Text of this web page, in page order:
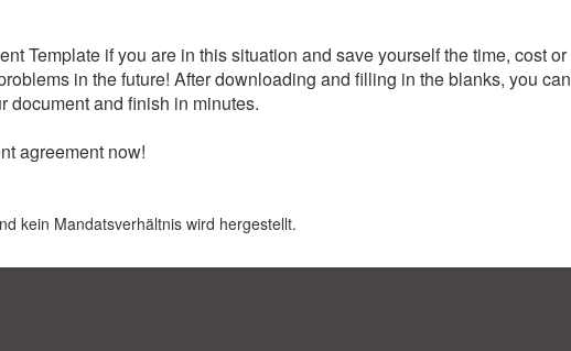
Template if you are in this situation and save yourself the time, cost or
in the future! After downloading and filling in the blanks, you can
document and finish in minutes.
agreement now!
kein Mandatsverhältnis wird hergestellt.